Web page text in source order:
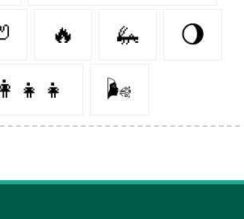
🔥 🦗 🌖
👩‍👧‍👧 🌬️